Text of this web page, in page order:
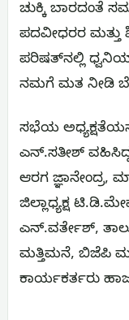
ಚುಕ್ಕಿ ಬಾರದಂತೆ
ಪದವೀಧರರ ಮತ್ತು
ಪರಿಷತ್‌ನಲ್ಲಿ
ನಮಗೆ ಮತ ನೀಡಿ
ಸಭೆಯ
ಎನ್.ಸತೀಶ್
ಆರಗ ಜ್ಞಾನೇಂದ್ರ,
ಜಿಲ್ಲಾಧ್ಯಕ್ಷ
ಎನ್.ವರ್ತೇಶ್,
ಮತ್ತಿಮನೆ, ಬಿಜೆಪಿ
ಕಾರ್ಯಕರ್ತರು